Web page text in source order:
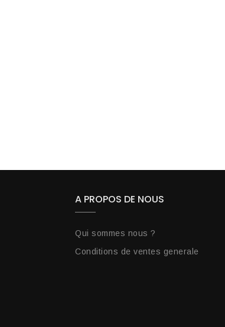
A PROPOS DE NOUS
Qui sommes nous ?
Conditions de ventes generale